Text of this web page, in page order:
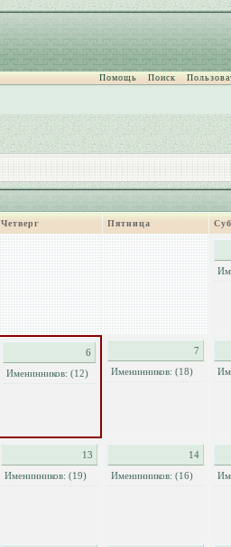
Помощь Поиск
Четверг Пятница
6
Именинников: (12)
7
Именинников: (18)
13
Именинников: (19)
14
Именинников: (16)